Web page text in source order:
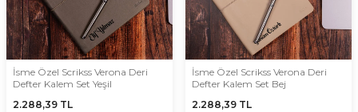
İsme Özel Scrikss Verona Deri
Defter Kalem Set Yeşil
2.288,39 TL
İsme Özel Scrikss Verona Deri
Defter Kalem Set Bej
2.288,39 TL